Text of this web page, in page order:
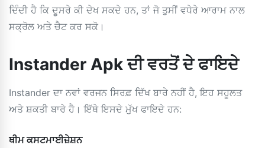
ਦਿੰਦੀ ਹੈ ਕਿ ਦੂਸਰੇ ਕੀ ਦੇਖ ਸਕਦੇ ਹਨ, ਤਾਂ ਜੋ ਤੁਸੀਂ ਵਧੇਰੇ ਆਰਾਮ ਨਾਲ
ਸਕ੍ਰੋਲ ਅਤੇ ਚੈਟ ਕਰ ਸਕੋ।
Instander Apk ਦੀ ਵਰਤੋਂ ਦੇ ਫਾਇਦੇ
Instander ਦਾ ਨਵਾਂ ਵਰਜਨ ਸਿਰਫ਼ ਦਿੱਖ ਬਾਰੇ ਨਹੀਂ ਹੈ, ਇਹ ਸਹੂਲਤ
ਅਤੇ ਸ਼ਕਤੀ ਬਾਰੇ ਹੈ। ਇੱਥੇ ਇਸਦੇ ਮੁੱਖ ਫਾਇਦੇ ਹਨ:
ਥੀਮ ਕਸਟਮਾਈਜ਼ੇਸ਼ਨ